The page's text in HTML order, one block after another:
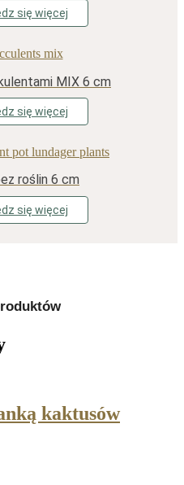
się więcej
MIX 6 cm
się więcej
roślin 6 cm
się więcej
kaktusów